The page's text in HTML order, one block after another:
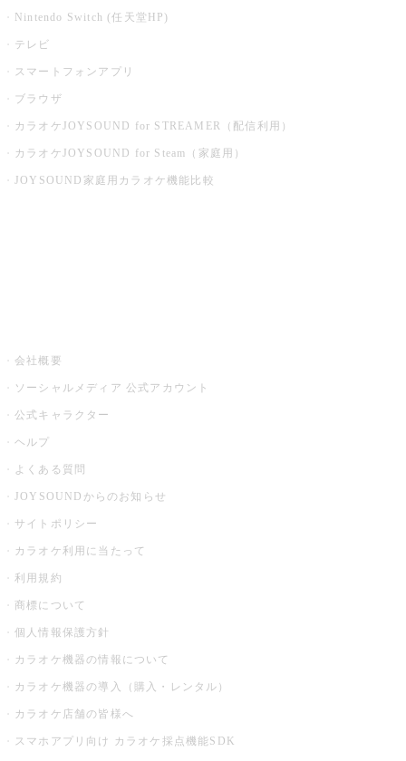
Nintendo Switch (任天堂HP)
テレビ
スマートフォンアプリ
ブラウザ
カラオケJOYSOUND for STREAMER（配信利用）
カラオケJOYSOUND for Steam（家庭用）
JOYSOUND家庭用カラオケ機能比較
会社概要
ソーシャルメディア 公式アカウント
公式キャラクター
ヘルプ
よくある質問
JOYSOUNDからのお知らせ
サイトポリシー
カラオケ利用に当たって
利用規約
商標について
個人情報保護方針
カラオケ機器の情報について
カラオケ機器の導入（購入・レンタル）
カラオケ店舗の皆様へ
スマホアプリ向け カラオケ採点機能SDK